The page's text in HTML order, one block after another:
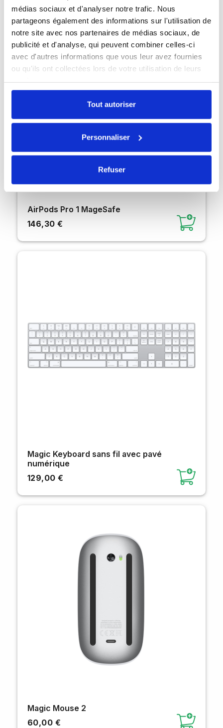
médias sociaux et d'analyser notre trafic. Nous
partageons également des informations sur l'utilisation de
notre site avec nos partenaires de médias sociaux, de
publicité et d'analyse, qui peuvent combiner celles-ci
avec d'autres informations que vous leur avez fournies
ou qu'ils ont collectées lors de votre utilisation de leurs
Tout autoriser
Personnaliser
Refuser
AirPods Pro 1 MageSafe
146,30 €
Magic Keyboard sans fil avec pavé
numérique
129,00 €
Magic Mouse 2
60,00 €